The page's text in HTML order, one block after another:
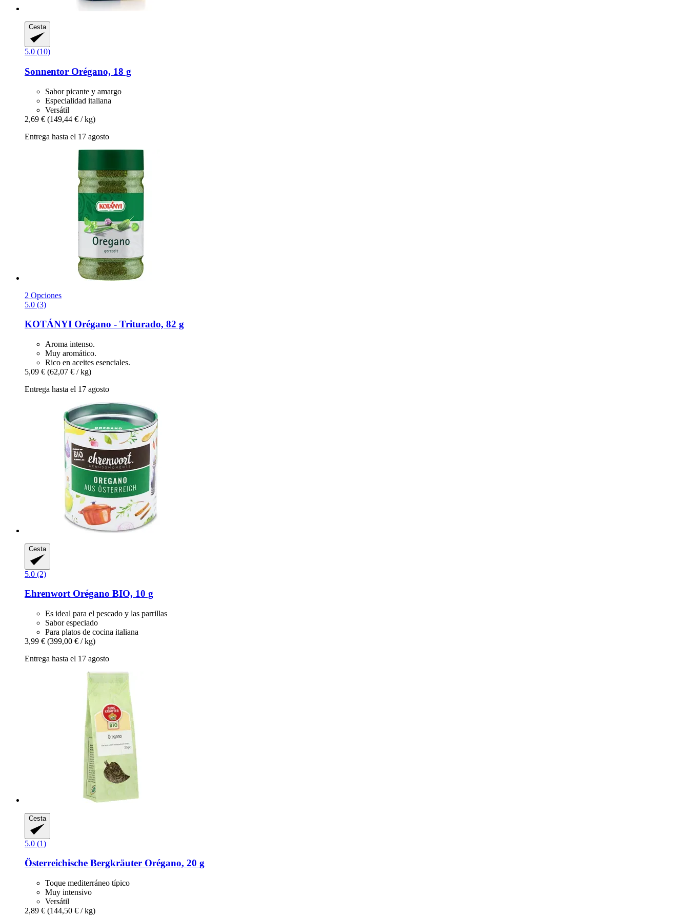
Cesta
5.0 (10)
Sonnentor Orégano, 18 g
Sabor picante y amargo
Especialidad italiana
Versátil
2,69 € (149,44 € / kg)
Entrega hasta el 17 agosto
2 Opciones
5.0 (3)
KOTÁNYI Orégano -​ Triturado, 82 g
Aroma intenso.
Muy aromático.
Rico en aceites esenciales.
5,09 € (62,07 € / kg)
Entrega hasta el 17 agosto
Cesta
5.0 (2)
EhrenwortOrégano BIO, 10 g
Es ideal para el pescado y las parrillas
Sabor especiado
Para platos de cocina italiana
3,99 € (399,00 € / kg)
Entrega hasta el 17 agosto
Cesta
5.0 (1)
Österreichische Bergkräuter Orégano, 20 g
Toque mediterráneo típico
Muy intensivo
Versátil
2,89 € (144,50 € / kg)